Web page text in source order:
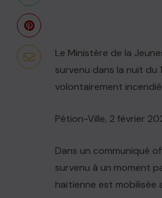
Le Ministère de la
survenu dans la nuit
volontairement
Pétion-Ville, 2 février
Dans un communiqué
survenu à un moment
haïtienne est